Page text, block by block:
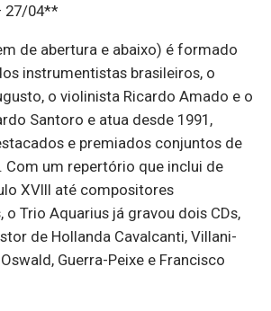
27/04**
de abertura e abaixo) é formado
instrumentistas brasileiros, o
o violinista Ricardo Amado e o
Santoro e atua desde 1991,
e premiados conjuntos de
Com um repertório que inclui de
XVIII até compositores
Trio Aquarius já gravou dois CDs,
de Hollanda Cavalcanti, Villani-
Guerra-Peixe e Francisco